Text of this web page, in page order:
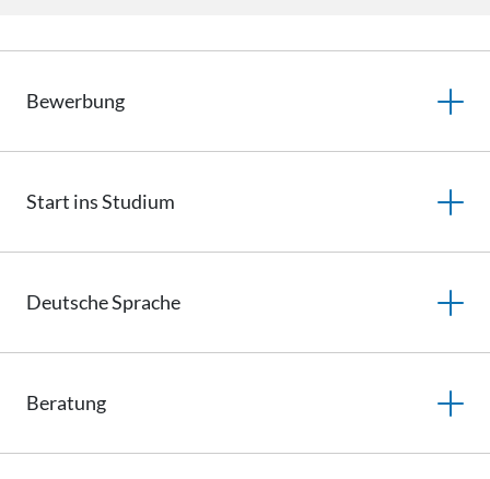
Bewerbung
Start ins Studium
DeutscheSprache
Beratung